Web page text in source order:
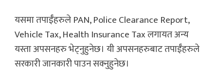
यसमा तपाईँहरुले PAN, Police Clearance Report,
Vehicle Tax, Health Insurance Tax लगायत अन्य
यस्ता अपसनहरु भेट्नुहुनेछ। यी अपसनहरुबाट तपाईँहरुले
सरकारी जानकारी पाउन सक्नुहुनेछ।